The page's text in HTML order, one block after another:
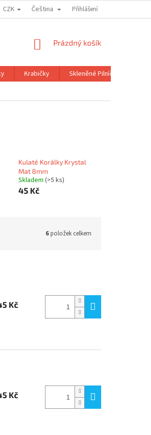
GDPR
CZK Čeština Přihlášení
NÁKUPNÍ
Prázdný košík
Krabičky Skleněné Pilníčky
Kulaté Korálky Krystal
Mat 8mm
Skladem (>5 ks)
45 Kč
6položek celkem
Kč
Kč